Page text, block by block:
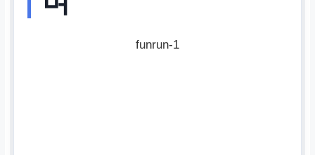
funrun-1